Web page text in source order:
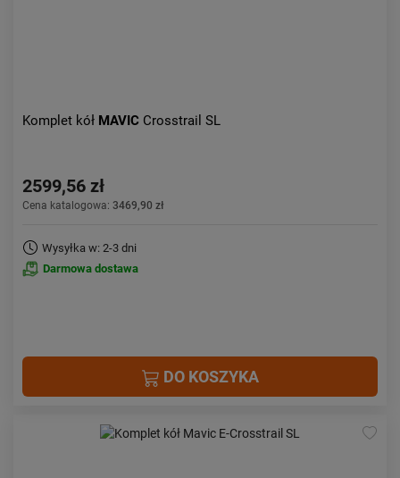
Komplet kół MAVIC Crosstrail SL
2599,56 zł
Cena katalogowa: 3469,90 zł
Wysyłka w: 2-3 dni
Darmowa dostawa
DO KOSZYKA